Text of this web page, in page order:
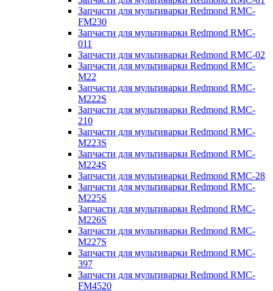
Запчасти для мультиварки Redmond RMC-
FM230
Запчасти для мультиварки Redmond RMC-
011
Запчасти для мультиварки Redmond RMC-02
Запчасти для мультиварки Redmond RMC-
M22
Запчасти для мультиварки Redmond RMC-
M222S
Запчасти для мультиварки Redmond RMC-
210
Запчасти для мультиварки Redmond RMC-
M223S
Запчасти для мультиварки Redmond RMC-
M224S
Запчасти для мультиварки Redmond RMC-28
Запчасти для мультиварки Redmond RMC-
M225S
Запчасти для мультиварки Redmond RMC-
M226S
Запчасти для мультиварки Redmond RMC-
M227S
Запчасти для мультиварки Redmond RMC-
397
Запчасти для мультиварки Redmond RMC-
FM4520